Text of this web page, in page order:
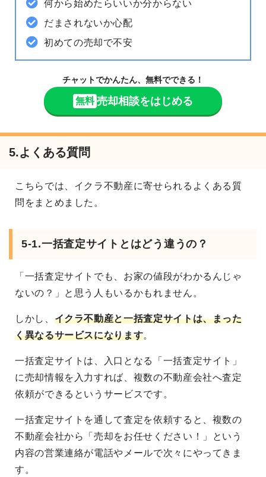
何から始めたらいいか分からない
だまされないか心配
初めての売却で不安
チャットでかんたん、無料でできる！
無料 売却相談をはじめる
5.よくある質問
こちらでは、イクラ不動産に寄せられるよくある質
問をまとめました。
5-1.一括査定サイトとはどう違うの？
「一括査定サイトでも、お家の値段がわかるんじゃ
ないの？」と思う人もいるかもれません。
しかし、 イクラ不動産と一括査定サイトは、まった
く異なるサービスになります。
一括査定サイトは、入口となる「一括査定サイト」
に売却情報を入力すれば、複数の不動産会社へ査定
依頼ができるというサービスです。
一括査定サイトを通して査定を依頼すると、複数の
不動産会社から「売却をお任せください！」という
内容の営業連絡が電話やメールで次々にやってきま
す。